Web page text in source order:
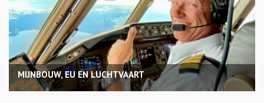
MIJNBOUW, EU EN LUCHTVAART